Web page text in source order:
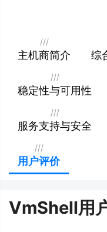
///
主机商简介 综
///
稳定性与可用性
///
服务支持与安全
///
用户评价
VmShell用